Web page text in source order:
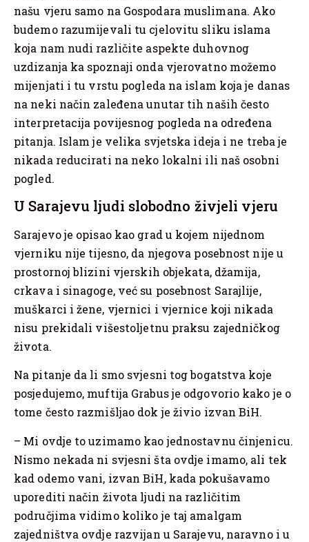
našu vjeru samo na Gospodara muslimana. Ako
budemo razumijevali tu cjelovitu sliku islama
koja nam nudi različite aspekte duhovnog
uzdizanja ka spoznaji onda vjerovatno možemo
mijenjati i tu vrstu pogleda na islam koja je danas
na neki način zaleđena unutar tih naših često
interpretacija povijesnog pogleda na određena
pitanja. Islam je velika svjetska ideja i ne treba je
nikada reducirati na neko lokalni ili naš osobni
pogled.
U Sarajevu ljudi slobodno živjeli vjeru
Sarajevo je opisao kao grad u kojem nijednom
vjerniku nije tijesno, da njegova posebnost nije u
prostornoj blizini vjerskih objekata, džamija,
crkava i sinagoge, već su posebnost Sarajlije,
muškarci i žene, vjernici i vjernice koji nikada
nisu prekidali višestoljetnu praksu zajedničkog
života.
Na pitanje da li smo svjesni tog bogatstva koje
posjedujemo, muftija Grabus je odgovorio kako je o
tome često razmišljao dok je živio izvan BiH.
– Mi ovdje to uzimamo kao jednostavnu činjenicu.
Nismo nekada ni svjesni šta ovdje imamo, ali tek
kad odemo vani, izvan BiH, kada pokušavamo
uporediti način života ljudi na različitim
područjima vidimo koliko je taj amalgam
zajedništva ovdje razvijan u Sarajevu, naravno i u